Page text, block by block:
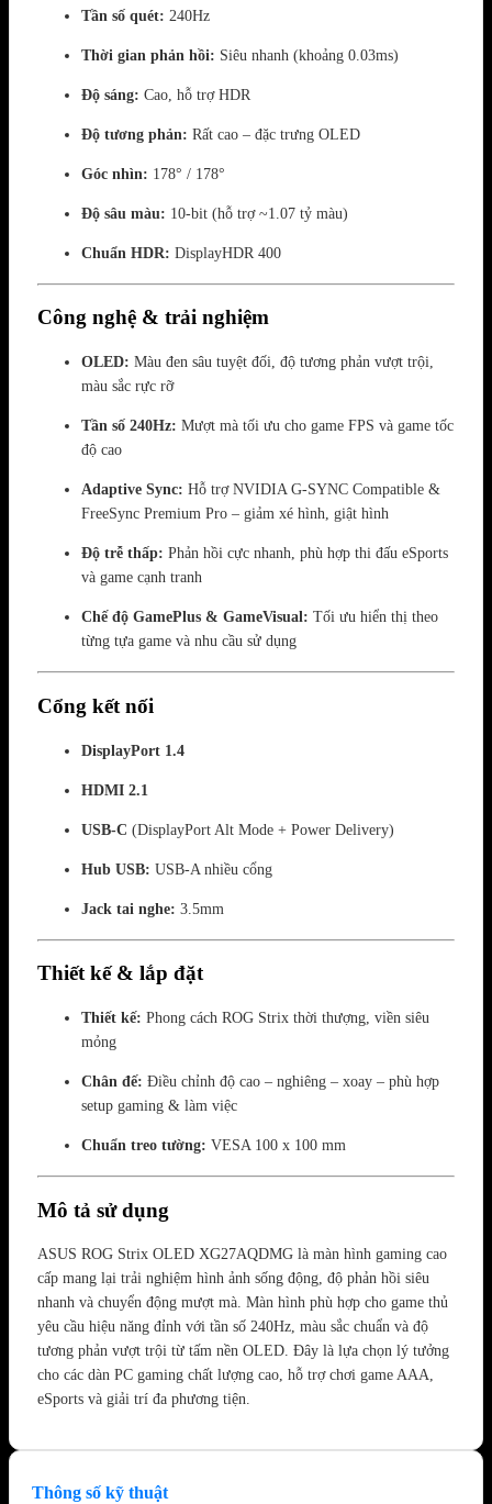
Tần số quét: 240Hz
Thời gian phản hồi: Siêu nhanh (khoảng 0.03ms)
Độ sáng: Cao, hỗ trợ HDR
Độ tương phản: Rất cao – đặc trưng OLED
Góc nhìn: 178° / 178°
Độ sâu màu: 10-bit (hỗ trợ ~1.07 tỷ màu)
Chuẩn HDR: DisplayHDR 400
Công nghệ & trải nghiệm
OLED: Màu đen sâu tuyệt đối, độ tương phản vượt trội,
màu sắc rực rỡ
Tần số 240Hz: Mượt mà tối ưu cho game FPS và game tốc
độ cao
Adaptive Sync: Hỗ trợ NVIDIA G-SYNC Compatible &
FreeSync Premium Pro – giảm xé hình, giật hình
Độ trễ thấp: Phản hồi cực nhanh, phù hợp thi đấu eSports
và game cạnh tranh
Chế độ GamePlus & GameVisual: Tối ưu hiển thị theo
từng tựa game và nhu cầu sử dụng
Cổng kết nối
DisplayPort 1.4
HDMI 2.1
USB-C (DisplayPort Alt Mode + Power Delivery)
Hub USB: USB-A nhiều cổng
Jack tai nghe: 3.5mm
Thiết kế & lắp đặt
Thiết kế: Phong cách ROG Strix thời thượng, viền siêu
mỏng
Chân đế: Điều chỉnh độ cao – nghiêng – xoay – phù hợp
setup gaming & làm việc
Chuẩn treo tường: VESA 100 x 100 mm
Mô tả sử dụng
ASUS ROG Strix OLED XG27AQDMG là màn hình gaming cao
cấp mang lại trải nghiệm hình ảnh sống động, độ phản hồi siêu
nhanh và chuyển động mượt mà. Màn hình phù hợp cho game thủ
yêu cầu hiệu năng đỉnh với tần số 240Hz, màu sắc chuẩn và độ
tương phản vượt trội từ tấm nền OLED. Đây là lựa chọn lý tưởng
cho các dàn PC gaming chất lượng cao, hỗ trợ chơi game AAA,
eSports và giải trí đa phương tiện.
Thông số kỹ thuật